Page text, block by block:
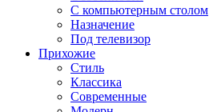
С компьютерным столом
Назначение
Под телевизор
Прихожие
Стиль
Классика
Современные